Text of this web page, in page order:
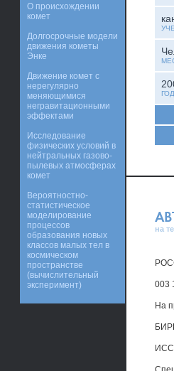
на
003
На
О происхождении
комет
Долгосрочные модели
движения кометы
Энке
Движение комет с
нерегулярно
меняющимися
негравитационными
эффектами
Исследование
физических условий в
нейтральных газово-
пылевых атмосферах
комет
Вероятностно-
статистическое
моделирование
процессов
образования новых
классов малых тел в
космическом
пространстве
(вычислительный
эксперимент)